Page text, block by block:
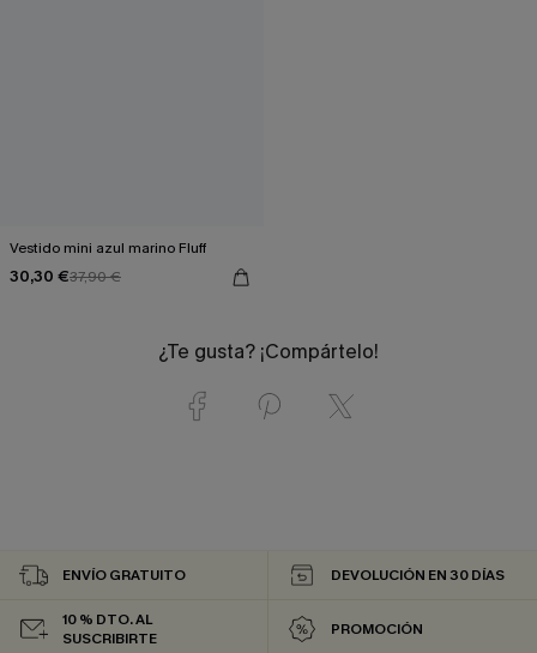
Vestido mini azul marino Fluff
30,30 €37,90 €
¿Te gusta? ¡Compártelo!
ENVÍO GRATUITO DEVOLUCIÓN EN 30 DÍAS
10 % DTO. AL
SUSCRIBIRTE
PROMOCIÓN